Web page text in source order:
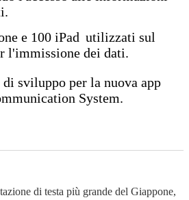
e 100 iPad utilizzati sul
l'immissione dei dati.
di sviluppo per la nuova app
System.
di testa più grande del Giappone,